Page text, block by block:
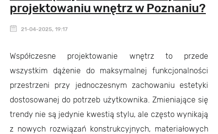
projektowaniu wnętrz w Poznaniu?
21-04-2025, 19:17
Współczesne projektowanie wnętrz to przede
wszystkim dążenie do maksymalnej funkcjonalności
przestrzeni przy jednoczesnym zachowaniu estetyki
dostosowanej do potrzeb użytkownika. Zmieniające się
trendy nie są jedynie kwestią stylu, ale często wynikają
z nowych rozwiązań konstrukcyjnych, materiałowych